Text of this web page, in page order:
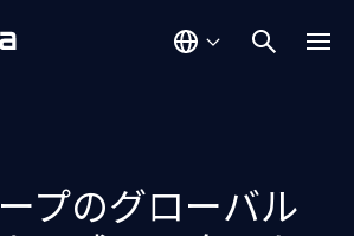
プのグローバル